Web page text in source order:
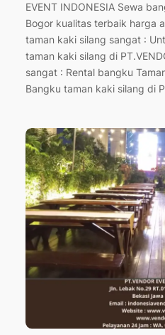
EVENT INDONESIA Sewa
Bogor kualitas terbaik harga
taman kaki silang sangat :
taman kaki silang di
sangat : Rental bangku
Bangku taman kaki silang di